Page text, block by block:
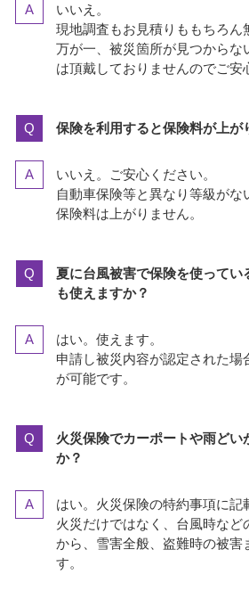
いいえ。
現地調査もお見積りももちろん
万が一、被災箇所が見つからな
は頂戴しておりませんのでご安
保険を利用すると保険料が上が
いいえ。ご安心ください。
自動車保険等と異なり等級がな
保険料は上がりません。
夏に台風被害で保険を使ってい
も使えますか？
はい。使えます。
申請し被災内容が認定された場
が可能です。
火災保険でカーポートや雨どい
か？
はい。火災保険の特約事項に記
火災だけではなく、台風時など
から、雪害全般、盗難時の被害
す。